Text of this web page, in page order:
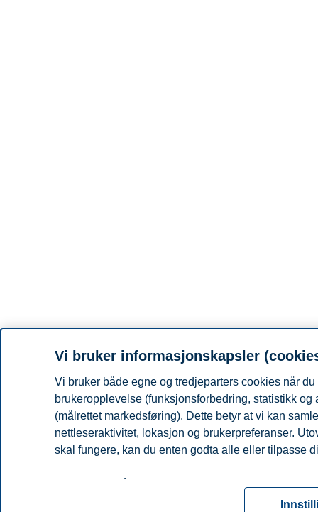
Vi bruker informasjonskapsler
Vi bruker både egne og tredjeparters cookies når
brukeropplevelse (funksjonsforbedring, statistikk
(målrettet markedsføring). Dette betyr at vi kan
nettleseraktivitet, lokasjon og brukerpreferanser.
skal fungere, kan du enten godta alle eller tilpasse
for informasjonskapsler. Du kan når som helst